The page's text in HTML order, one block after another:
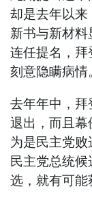
却是去年以
新书与新材
连任提名，
刻意隐瞒病情
去年年中，
退出，而且
为是民主党
民主党总统
选，就有可能